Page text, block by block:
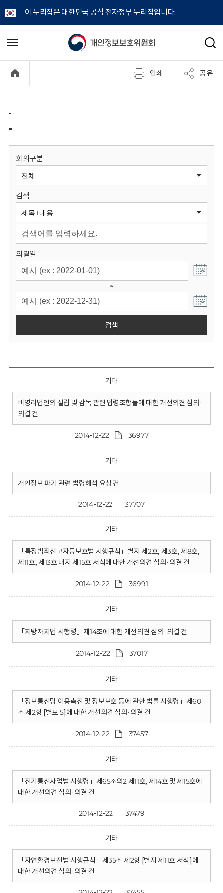
이 누리집은 대한민국 공식 전자정부 누리집입니다.
개
정
보
원
회
메
기
검
인쇄 공유
-
회의구분
검색
의결일
~
검색
기타
비영리법인의 설립 및 감독 관련 법령조항들에 대한 개선의견 심의·
의결 건
2014-12-22 36977
기타
개인정보 파기 관련 법령해석 요청 건
2014-12-22 37707
기타
「특정범죄신고자등보호법 시행규칙」별지 제2호, 제3호, 제8호,
제11호, 제13호 내지 제15호 서식에 대한 개선의견 심의·의결 건
2014-12-22 36991
기타
「지방자치법 시행령」제14조에 대한 개선의견 심의·의결 건
2014-12-22 37017
기타
「정보통신망 이용촉진 및 정보보호 등에 관한 법률 시행령」제60
조 제2항 [별표 5]에 대한 개선의견 심의·의결 건
2014-12-22 37457
기타
「전기통신사업법 시행령」제65조의2 제11호, 제14호 및 제15호에
대한 개선의견 심의·의결 건
2014-12-22 37479
기타
「자연환경보전법 시행규칙」제35조 제2항 [별지 제11호 서식]에
대한 개선의견 심의·의결 건